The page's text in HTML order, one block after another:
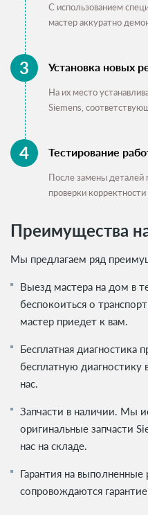
С использованием
мастер аккуратно
Установка новых
На их место
Siemens,
Тестирование
После замены деталей
проверки корректности
Преимущества
Мы предлагаем ряд
Выезд мастера на дом в
беспокоиться о
мастер приедет к вам.
Бесплатная диагностика
бесплатную диагностику
нас.
Запчасти в наличии. Мы
оригинальные запчасти
нас на складе.
Гарантия на
сопровождаются